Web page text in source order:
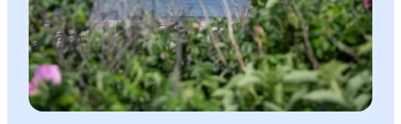
Städte
Reiseplanung